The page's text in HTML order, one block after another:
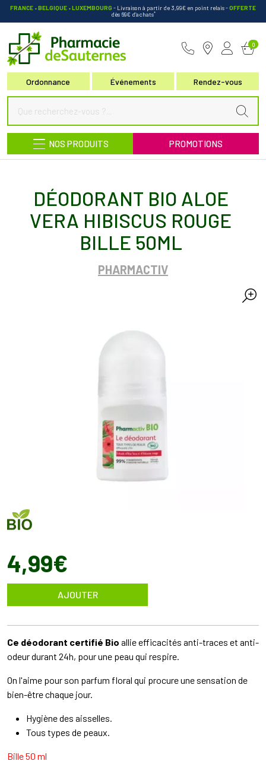
FRANCE • BELGIQUE • LUXEMBOURG - Livraison à partir de 3,99€ en point relais-OFFERTE
dès 69€ d’achats*
Ordonnance Événements Rendez-vous
0
NOS PRODUITS PROMOTIONS
DÉODORANT BIO ALOE
VERA HIBISCUS ROUGE
BILLE 50ML
PHARMACTIV
4,99€
AJOUTER
Ce déodorant certifié Bio allie efficacités anti-traces et anti-
odeur durant 24h, pour une peau qui respire.
On l'aime pour son parfum floral qui procure une sensation de
bien-être chaque jour.
Hygiène des aisselles.
Tous types de peaux.
Bille 50 ml